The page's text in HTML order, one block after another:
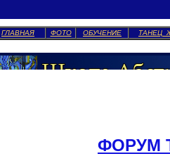
ГЛАВНАЯ ФОТО ОБУЧЕНИЕ ТАНЕЦ
ФОРУМ